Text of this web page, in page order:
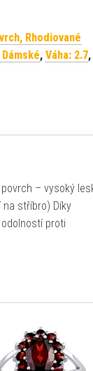
Rhodiované
, Váha: 2.7,
– vysoký
na stříbro) Díky
proti